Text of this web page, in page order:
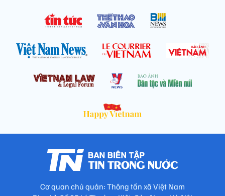
Cơ quan chủ quản: Thông tấn xã Việt Nam